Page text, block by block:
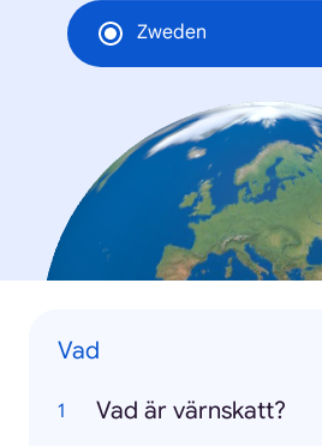
Zweden
Vad
Vad är värnskatt?